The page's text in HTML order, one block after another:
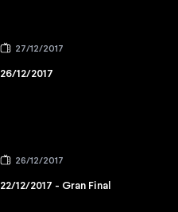
27/12/2017
26/12/2017
26/12/2017
22/12/2017 - Gran Final